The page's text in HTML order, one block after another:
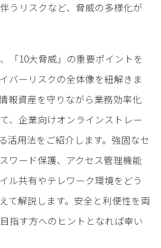
うリスクなど、脅威の多様化が
「10大脅威」の重要ポイントを
バーリスクの全体像を紐解きま
報資産を守りながら業務効率化
、企業向けオンラインストレー
活用法をご紹介します。強固なセ
ワード保護、アクセス管理機能
ル共有やテレワーク環境をどう
て解説します。安全と利便性を両
指す方へのヒントとなれば幸い